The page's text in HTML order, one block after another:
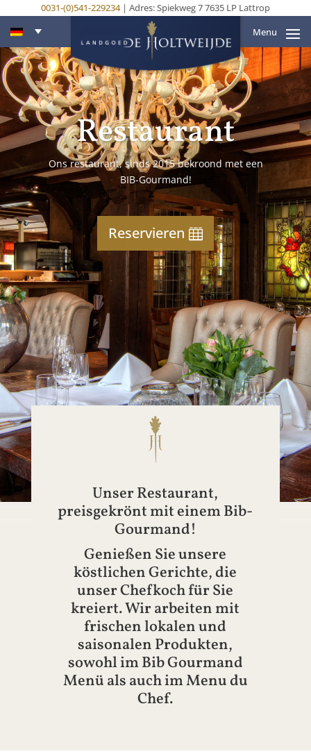
0031-(0)541-229234| Adres: Spiekweg 7 7635 LP Lattrop
Menu
Restaurant
Ons restaurant, sinds 2015 bekroond met een
BIB-Gourmand!
Reservieren
Unser Restaurant,
preisgekrönt mit einem Bib-
Gourmand!
Genießen Sie unsere
köstlichen Gerichte, die
unser Chefkoch für Sie
kreiert. Wir arbeiten mit
frischen lokalen und
saisonalen Produkten,
sowohl im Bib Gourmand
Menü als auch im Menu du
Chef.